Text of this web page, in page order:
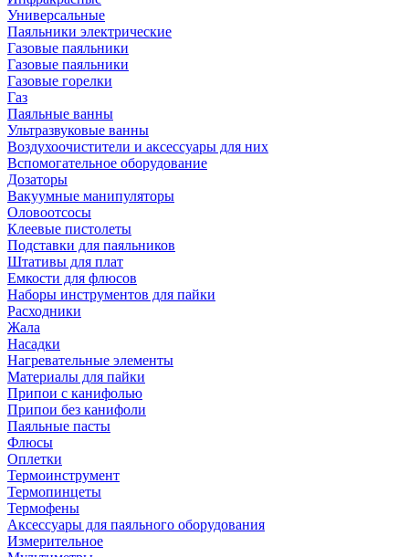
Универсальные
Паяльники электрические
Газовые паяльники
Газовые паяльники
Газовые горелки
Газ
Паяльные ванны
Ультразвуковые ванны
Воздухоочистители и аксессуары для них
Вспомогательное оборудование
Дозаторы
Вакуумные манипуляторы
Оловоотсосы
Клеевые пистолеты
Подставки для паяльников
Штативы для плат
Емкости для флюсов
Наборы инструментов для пайки
Расходники
Жала
Насадки
Нагревательные элементы
Материалы для пайки
Припои с канифолью
Припои без канифоли
Паяльные пасты
Флюсы
Оплетки
Термоинструмент
Термопинцеты
Термофены
Аксессуары для паяльного оборудования
Измерительное